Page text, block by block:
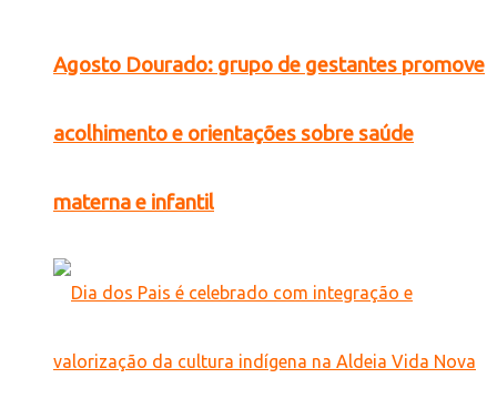
Agosto Dourado: grupo de gestantes promove
acolhimento e orientações sobre saúde
materna e infantil